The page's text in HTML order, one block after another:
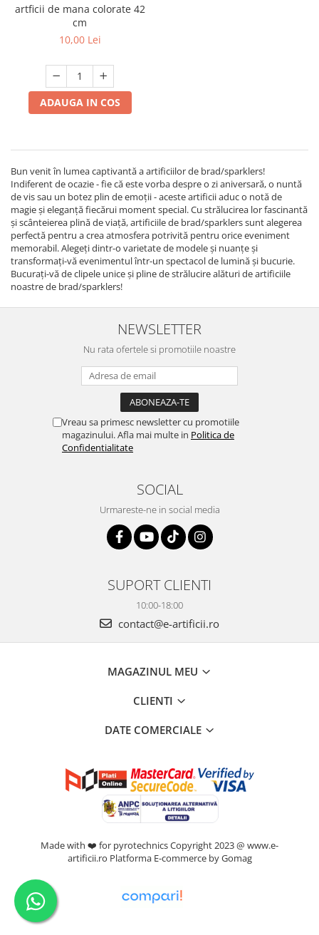
artficii de mana colorate 42
cm
10,00 Lei
ADAUGA IN COS
Bun venit în lumea captivantă a artificiilor de brad/sparklers!
Indiferent de ocazie - fie că este vorba despre o zi aniversară, o nuntă
de vis sau un botez plin de emoții - aceste artificii aduc o notă de
magie și eleganță fiecărui moment special. Cu strălucirea lor fascinantă
și scânteierea plină de viață, artificiile de brad/sparklers sunt alegerea
perfectă pentru a crea atmosfera potrivită pentru orice eveniment
memorabil. Alegeți dintr-o varietate de modele și nuanțe și
transformați-vă evenimentul într-un spectacol de lumină și bucurie.
Bucurați-vă de clipele unice și pline de strălucire alături de artificiile
noastre de brad/sparklers!
NEWSLETTER
Nu rata ofertele si promotiile noastre
Vreau sa primesc newsletter cu promotiile
magazinului. Afla mai multe in Politica de
Confidentialitate
SOCIAL
Urmareste-ne in social media
SUPORT CLIENTI
10:00-18:00
contact@e-artificii.ro
MAGAZINUL MEU
CLIENTI
DATE COMERCIALE
Made with ❤️ for pyrotechnics Copyright 2023 @ www.e-
artificii.ro Platforma E-commerce by Gomag